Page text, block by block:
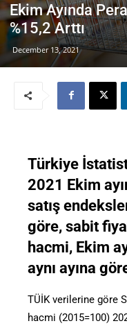
Ekim Ayında
%15,2 Arttı
December 13, 2021
Türkiye
2021 Ekim
satış
göre, sabit
hacmi, Ekim
aynı ayına
TÜİK verilerine göre
hacmi (2015=100)